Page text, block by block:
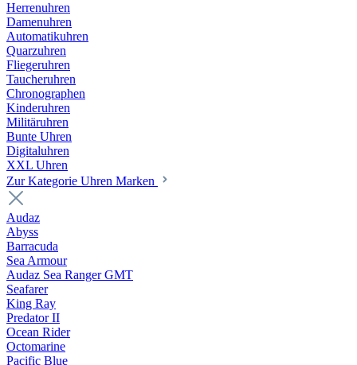
Herrenuhren
Damenuhren
Automatikuhren
Quarzuhren
Fliegeruhren
Taucheruhren
Chronographen
Kinderuhren
Militäruhren
Bunte Uhren
Digitaluhren
XXL Uhren
Zur Kategorie Uhren Marken
Audaz
Abyss
Barracuda
Sea Armour
Audaz Sea Ranger GMT
Seafarer
King Ray
Predator II
Ocean Rider
Octomarine
Pacific Blue